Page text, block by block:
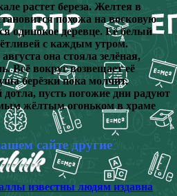
растет береза. Желтея в
похожа на восковую
одинокое деревце. Её белый
с каждым утром.
она стояла зелёная,
Всё вокруг возвещает её
берёзки пока молчит.
дотла, пусть погожие дни радуют
жёлтым огоньком в храме
сайте другие
известны людям издавна